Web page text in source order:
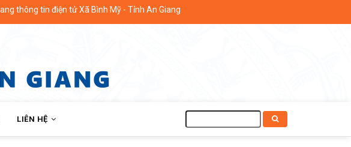
tin điện tử Xã Bình Mỹ - Tỉnh An Giang
LIÊN HỆ
kiếm